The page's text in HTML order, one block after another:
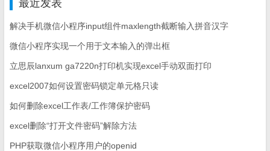
最近发表
解决手机微信小程序input组件maxlength截断输入拼音汉字
微信小程序实现一个用于文本输入的弹出框
立思辰lanxum ga7220n打印机实现excel手动双面打印
excel2007如何设置密码锁定单元格只读
如何删除excel工作表/工作簿保护密码
excel删除“打开文件密码”解除方法
PHP获取微信小程序用户的openid